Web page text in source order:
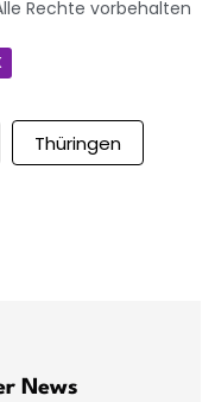
Rechte vorbehalten
Thüringen
News